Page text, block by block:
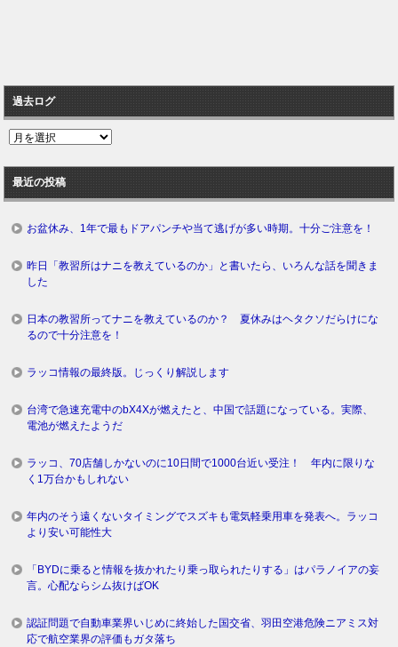
過去ログ
過
ロ
グ
最近の投稿
お盆休み、1年で最もドアパンチや当て逃げが多い時期。十分ご注意を！
昨日「教習所はナニを教えているのか」と書いたら、いろんな話を聞きま
した
日本の教習所ってナニを教えているのか？ 夏休みはヘタクソだらけにな
るので十分注意を！
ラッコ情報の最終版。じっくり解説します
台湾で急速充電中のbX4Xが燃えたと、中国で話題になっている。実際、
電池が燃えたようだ
ラッコ、70店舗しかないのに10日間で1000台近い受注！ 年内に限りな
く1万台かもしれない
年内のそう遠くないタイミングでスズキも電気軽乗用車を発表へ。ラッコ
より安い可能性大
「BYDに乗ると情報を抜かれたり乗っ取られたりする」はパラノイアの妄
言。心配ならシム抜けばOK
認証問題で自動車業界いじめに終始した国交省、羽田空港危険ニアミス対
応で航空業界の評価もガタ落ち